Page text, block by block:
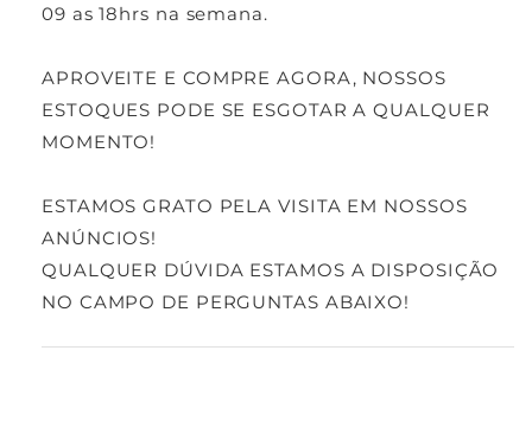
09 as 18hrs na semana.
APROVEITE E COMPRE AGORA, NOSSOS
ESTOQUES PODE SE ESGOTAR A QUALQUER
MOMENTO!
ESTAMOS GRATO PELA VISITA EM NOSSOS
ANÚNCIOS!
QUALQUER DÚVIDA ESTAMOS A DISPOSIÇÃO
NO CAMPO DE PERGUNTAS ABAIXO!